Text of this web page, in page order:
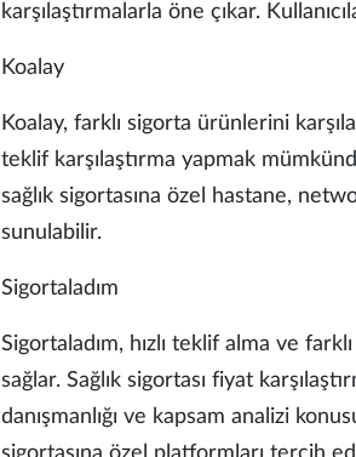
karşılaştırmalarla öne çıkar.
Koalay
Koalay, farklı sigorta ürünlerini
teklif karşılaştırma yapmak
sağlık sigortasına özel hastane,
sunulabilir.
Sigortaladım
Sigortaladım, hızlı teklif alma ve
sağlar. Sağlık sigortası fiyat
danışmanlığı ve kapsam analizi